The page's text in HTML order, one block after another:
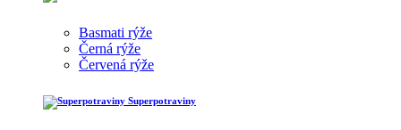
Basmati rýže
Černá rýže
Červená rýže
Superpotraviny